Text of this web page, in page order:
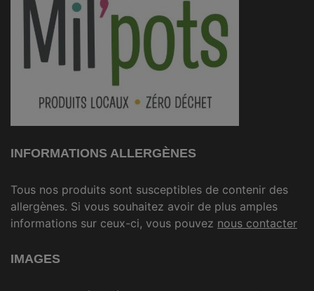
INFORMATIONS ALLERGÈNES
Tous nos produits sont susceptibles de contenir des
allergènes. Si vous souhaitez avoir de plus amples
informations sur ceux-ci, vous pouvez nous contacter
IMAGES